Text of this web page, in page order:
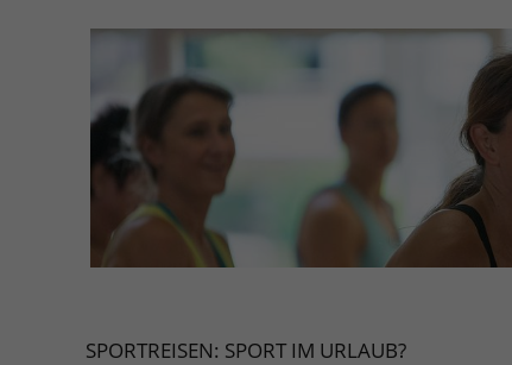
SPORTREISEN: SPORT IM URLAUB?